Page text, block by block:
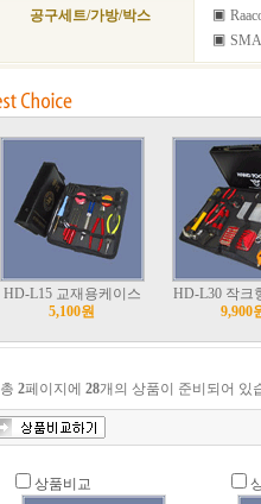
공구세트/가방/박스
▣
▣
HD-L15 교재용케이스
5,100원
HD-L30 작크
9,900
총 2페이지에 28개의 상품이 준비되어 있
상품비교